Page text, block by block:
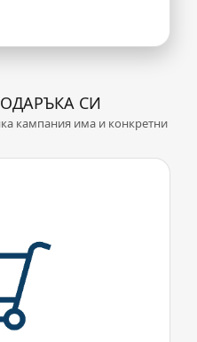
СИ
кампания има и конкретни